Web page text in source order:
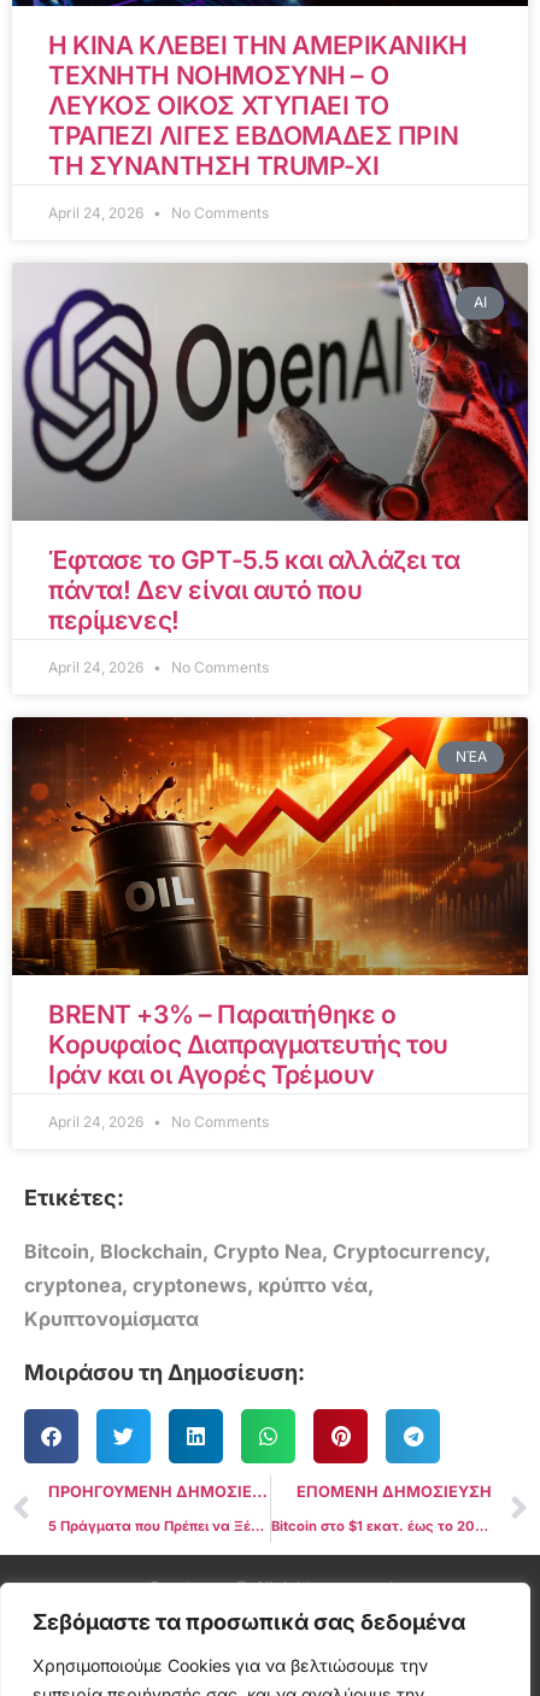
Σεβόμαστε τα προσωπικά σας δεδομένα
Χρησιμοποιούμε Cookies για να βελτιώσουμε την
Η ΚΙΝΑ ΚΛΕΒΕΙ ΤΗΝ ΑΜΕΡΙΚΑΝΙΚΗ
ΤΕΧΝΗΤΗ ΝΟΗΜΟΣΥΝΗ – Ο
ΛΕΥΚΟΣ ΟΙΚΟΣ ΧΤΥΠΑΕΙ ΤΟ
ΤΡΑΠΕΖΙ ΛΙΓΕΣ ΕΒΔΟΜΑΔΕΣ ΠΡΙΝ
ΤΗ ΣΥΝΑΝΤΗΣΗ TRUMP-XI
April 24, 2026 No Comments
AI
Έφτασε το GPT-5.5 και αλλάζει τα
πάντα! Δεν είναι αυτό που
περίμενες!
April 24, 2026 No Comments
ΝΈΑ
BRENT +3% – Παραιτήθηκε ο
Κορυφαίος Διαπραγματευτής του
Ιράν και οι Αγορές Τρέμουν
April 24, 2026 No Comments
Ετικέτες:
Bitcoin, Blockchain, Crypto Nea, Cryptocurrency,
cryptonea, cryptonews, κρύπτο νέα,
Κρυπτονομίσματα
Μοιράσου τη Δημοσίευση:
ΠΡΟΗΓΟΥΜΕΝΗ ΔΗΜΟΣΙΕΥΣΗ
5 Πράγματα που Πρέπει να Ξέρεις για το Bitcoin αυτή την Εβδομάδα – Το Bitcoin στοχεύει σε νέα υψηλά
ΕΠΟΜΕΝΗ ΔΗΜΟΣΙΕΥΣΗ
Bitcoin στο $1 εκατ. έως το 2030; Ισχυρές προσωπικότητες προβλέπουν εκρηκτική άνοδο λόγω παγκόσμιου χρέους
Cryptonea © All rights reserved